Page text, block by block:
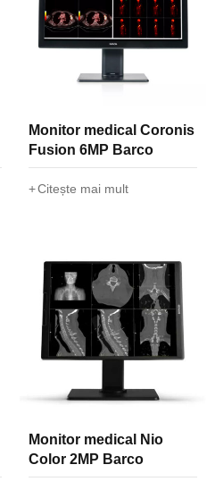
Monitor medical Coronis
Fusion 6MP Barco
Citește mai mult
Monitor medical Nio
Color 2MP Barco